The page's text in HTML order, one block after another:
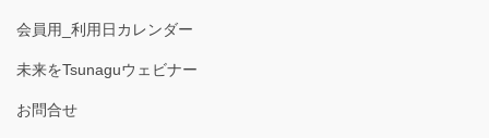
会員用_利用日カレンダー
未来をTsunaguウェビナー
お問合せ